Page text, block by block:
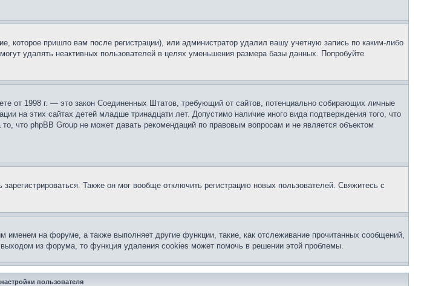
которое пришло вам после регистрации), или администратор удалил вашу учетную запись по каким-либо
удалять неактивных пользователей в целях уменьшения размера базы данных. Попробуйте
от 1998 г. — это закон Соединенных Штатов, требующий от сайтов, потенциально собирающих личные
на этих сайтах детей младше тринадцати лет. Допустимо наличие иного вида подтверждения того, что
что phpBB Group не может давать рекомендаций по правовым вопросам и не является объектом
Также он мог вообще отключить регистрацию новых пользователей. Свяжитесь с
на форуме, а также выполняет другие функции, такие, как отслеживание прочитанных сообщений,
из форума, то функция удаления cookies может помочь в решении этой проблемы.
пользователя